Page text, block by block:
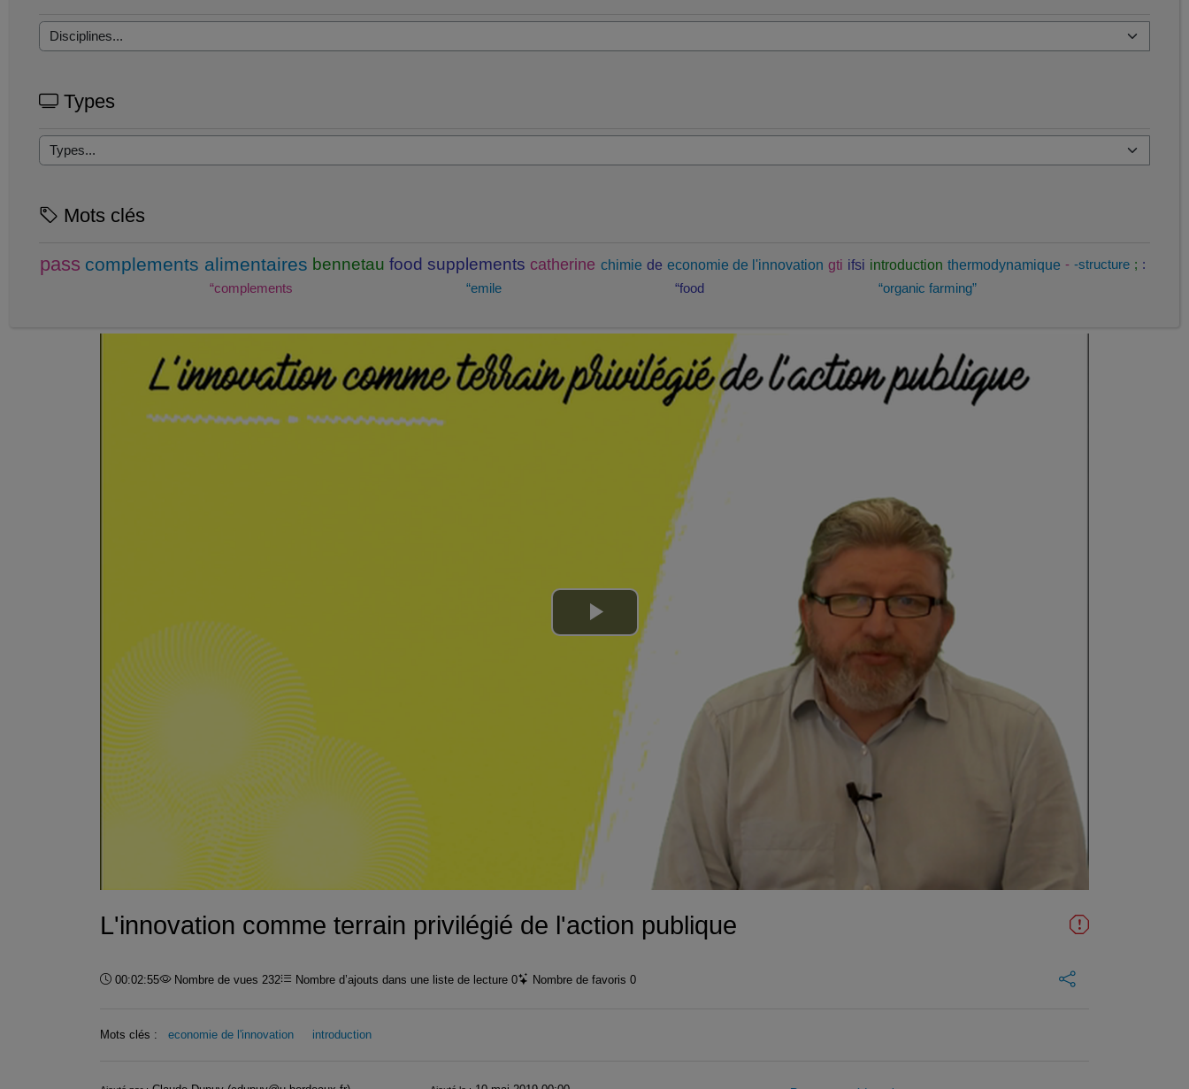
Types
Mots clés
pass complements alimentaires bennetau food supplements catherine chimie de economie de l'innovation gti ifsi introduction thermodynamique - -structure ; :
“complements
“emile “food “organic farming”
Lire
vidéo
L'innovation comme terrain privilégié de l'action publique
Durée :
00:02:55 Nombre de vues 232 Nombre d’ajouts dans une liste de lecture 0 Nombre de favoris 0
Mots clés : economie de l'innovation introduction